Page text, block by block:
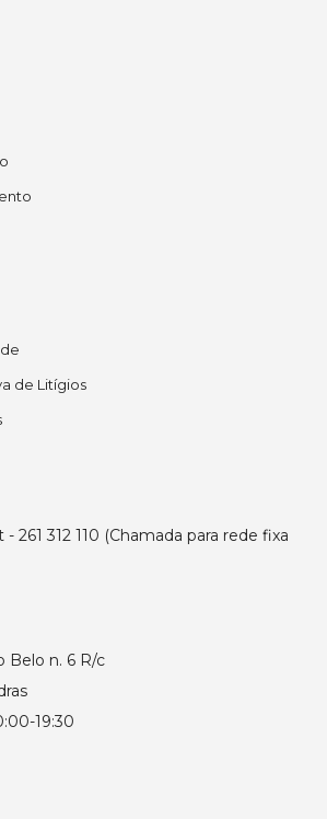
de Litígios
- 261 312 110 (Chamada para rede fixa
Belo n. 6 R/c
19:30